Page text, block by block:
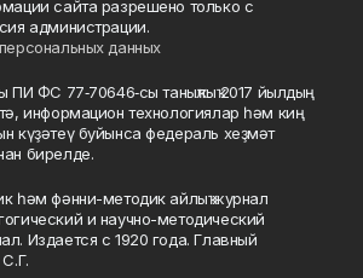
сайта разрешено только с
администрации.
данных
ПИ ФС 77‑70646‑сы таныҡлыҡ 2017 йылдың
информацион технологиялар һәм киң
күҙәтеү буйынса федераль хеҙмәт
бирелде.
һәм фәнни-методик айлыҡ журнал
и научно-методический
Издается с 1920 года. Главный